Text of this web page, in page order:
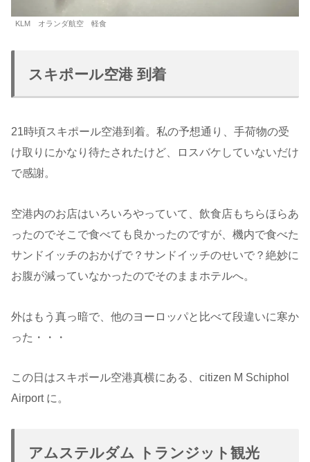
KLM オランダ航空 軽食
スキポール空港 到着
21時頃スキポール空港到着。私の予想通り、手荷物の受
け取りにかなり待たされたけど、ロスバケしていないだけ
で感謝。
空港内のお店はいろいろやっていて、飲食店もちらほらあ
ったのでそこで食べても良かったのですが、機内で食べた
サンドイッチのおかげで？サンドイッチのせいで？絶妙に
お腹が減っていなかったのでそのままホテルへ。
外はもう真っ暗で、他のヨーロッパと比べて段違いに寒か
った・・・
この日はスキポール空港真横にある、citizen M Schiphol
Airport に。
アムステルダム トランジット観光